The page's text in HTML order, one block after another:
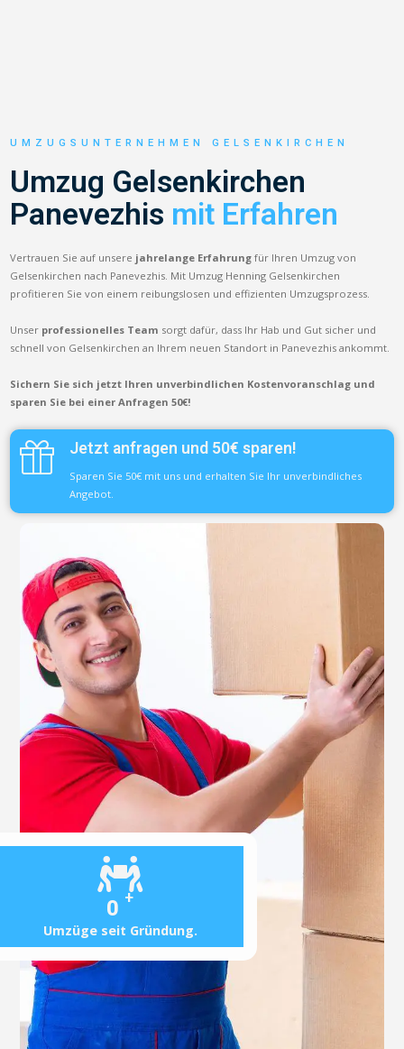
0 +
Umzüge seit Gründung.
UMZUGSUNTERNEHMEN GELSENKIRCHEN
Umzug Gelsenkirchen
Panevezhis mit Erfahren
Vertrauen Sie auf unsere jahrelange Erfahrung für Ihren Umzug von
Gelsenkirchen nach Panevezhis. Mit Umzug Henning Gelsenkirchen
profitieren Sie von einem reibungslosen und effizienten Umzugsprozess.
Unser professionelles Team sorgt dafür, dass Ihr Hab und Gut sicher und
schnell von Gelsenkirchen an Ihrem neuen Standort in Panevezhis ankommt.
Sichern Sie sich jetzt Ihren unverbindlichen Kostenvoranschlag und
sparen Sie bei einer Anfragen 50€!
Jetzt anfragen und 50€ sparen!
Sparen Sie 50€ mit uns und erhalten Sie Ihr unverbindliches
Angebot.